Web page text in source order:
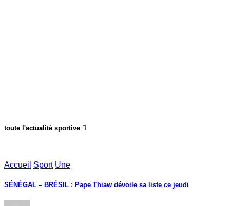
toute l'actualité sportive
Accueil Sport Une
SÉNÉGAL – BRÉSIL : Pape Thiaw dévoile sa liste ce jeudi